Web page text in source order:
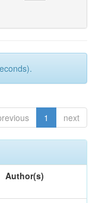
1 next
Author(s)